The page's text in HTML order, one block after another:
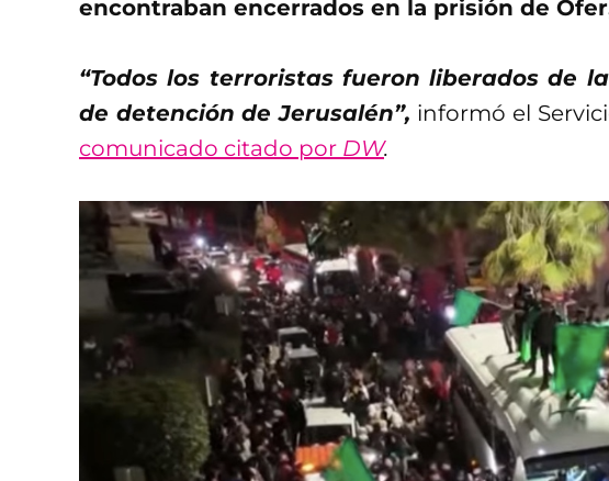
encontraban encerrados en la prisión de
“Todos los terroristas fueron liberados de
de detención de Jerusalén”, informó el
comunicado citado por DW.